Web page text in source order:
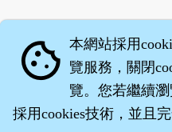
cookie 本網站採用
覽服務，關閉
覽。您若繼續
採用cookies技術，並且